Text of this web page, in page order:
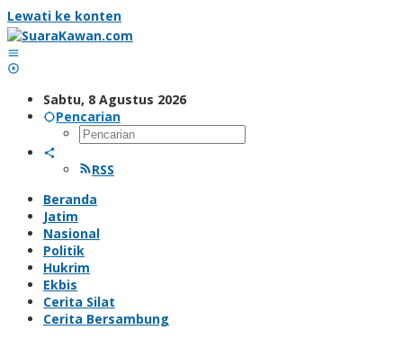
Lewati ke konten
Sabtu, 8 Agustus 2026
Pencarian
RSS
Beranda
Jatim
Nasional
Politik
Hukrim
Ekbis
Cerita Silat
Cerita Bersambung